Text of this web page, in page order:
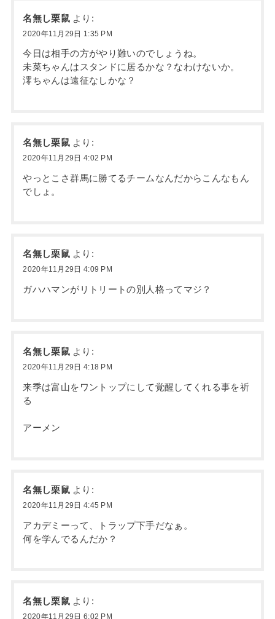
名無し栗鼠 より:
2020年11月29日 1:35 PM
今日は相手の方がやり難いのでしょうね。
未菜ちゃんはスタンドに居るかな？なわけないか。
澪ちゃんは遠征なしかな？
名無し栗鼠 より:
2020年11月29日 4:02 PM
やっとこさ群馬に勝てるチームなんだからこんなもん
でしょ。
名無し栗鼠 より:
2020年11月29日 4:09 PM
ガハハマンがリトリートの別人格ってマジ？
名無し栗鼠 より:
2020年11月29日 4:18 PM
来季は富山をワントップにして覚醒してくれる事を祈
る
アーメン
名無し栗鼠 より:
2020年11月29日 4:45 PM
アカデミーって、トラップ下手だなぁ。
何を学んでるんだか？
名無し栗鼠 より:
2020年11月29日 6:02 PM